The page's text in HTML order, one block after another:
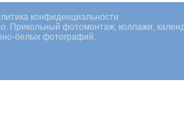
конфиденциальности
Прикольный фотомонтаж, коллажи,
белых фотографий.